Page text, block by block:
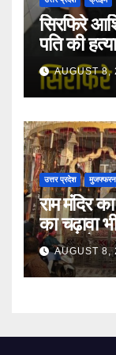
सिरफिरे
पति की
AUGUST 8,
उत्तर प्रदेश
राम मंदिर
का चढ़ावा
बड़ा आरोप
AUGUST